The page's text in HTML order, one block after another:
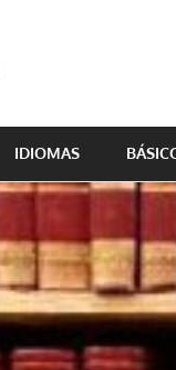
IDIOMAS